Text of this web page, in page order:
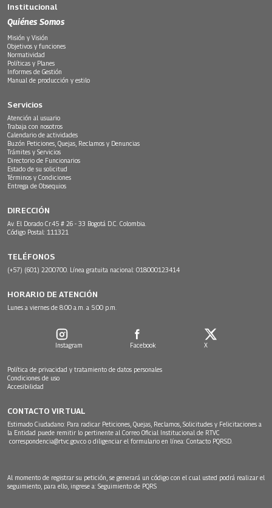
Institucional
Quiénes Somos
Misión y Visión
Objetivos y funciones
Normatividad
Políticas y Planes
Informes de Gestión
Manual de producción y estilo
Servicios
Atención al usuario
Trabaja con nosotros
Calendario de actividades
Buzón Peticiones, Quejas, Reclamos y Denuncias
Trámites y Servicios
Directorio de Funcionarios
Estado de su solicitud
Términos y Condiciones
Entrega de Obsequios
DIRECCIÓN
Av. El Dorado Cr.45 # 26 - 33 Bogotá D.C. Colombia.
Código Postal: 111321
TELÉFONOS
(+57) (601) 2200700. Línea gratuita nacional: 018000123414
HORARIO DE ATENCIÓN
Lunes a viernes de 8:00 a.m. a 5:00 p.m.
Instagram Facebook X
Política de privacidad y tratamiento de datos personales
Condiciones de uso
Accesibilidad
CONTACTO VIRTUAL
Estimado Ciudadano: Para radicar Peticiones, Quejas, Reclamos, Solicitudes y Felicitaciones a
la Entidad puede remitir lo pertinente al Correo Oficial Institucional de RTVC
correspondencia@rtvc.gov.co o diligenciar el formulario en línea: Contacto PQRSD.
Al momento de registrar su petición, se generará un código con el cual usted podrá realizar el
seguimiento, para ello, ingrese a: Seguimiento de PQRS